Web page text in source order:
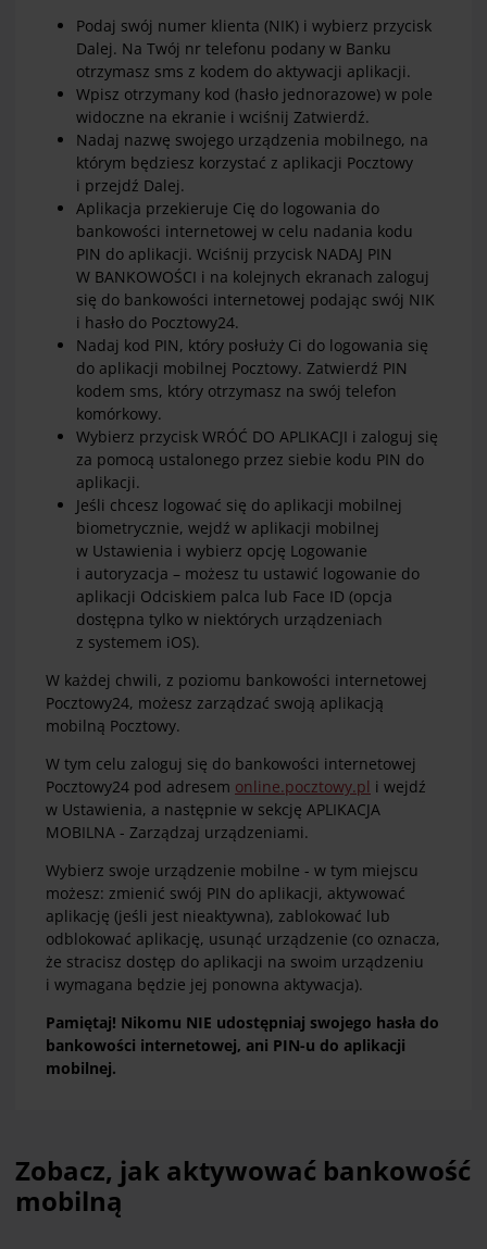
Podaj swój numer klienta (NIK) i wybierz przycisk
Dalej. Na Twój nr telefonu podany w Banku
otrzymasz sms z kodem do aktywacji aplikacji.
Wpisz otrzymany kod (hasło jednorazowe) w pole
widoczne na ekranie i wciśnij Zatwierdź.
Nadaj nazwę swojego urządzenia mobilnego, na
którym będziesz korzystać z aplikacji Pocztowy
i przejdź Dalej.
Aplikacja przekieruje Cię do logowania do
bankowości internetowej w celu nadania kodu
PIN do aplikacji. Wciśnij przycisk NADAJ PIN
W BANKOWOŚCI i na kolejnych ekranach zaloguj
się do bankowości internetowej podając swój NIK
i hasło do Pocztowy24.
Nadaj kod PIN, który posłuży Ci do logowania się
do aplikacji mobilnej Pocztowy. Zatwierdź PIN
kodem sms, który otrzymasz na swój telefon
komórkowy.
Wybierz przycisk WRÓĆ DO APLIKACJI i zaloguj się
za pomocą ustalonego przez siebie kodu PIN do
aplikacji.
Jeśli chcesz logować się do aplikacji mobilnej
biometrycznie, wejdź w aplikacji mobilnej
w Ustawienia i wybierz opcję Logowanie
i autoryzacja – możesz tu ustawić logowanie do
aplikacji Odciskiem palca lub Face ID (opcja
dostępna tylko w niektórych urządzeniach
z systemem iOS).
W każdej chwili, z poziomu bankowości internetowej
Pocztowy24, możesz zarządzać swoją aplikacją
mobilną Pocztowy.
W tym celu zaloguj się do bankowości internetowej
Pocztowy24 pod adresem online.pocztowy.pl i wejdź
w Ustawienia, a następnie w sekcję APLIKACJA
MOBILNA - Zarządzaj urządzeniami.
Wybierz swoje urządzenie mobilne - w tym miejscu
możesz: zmienić swój PIN do aplikacji, aktywować
aplikację (jeśli jest nieaktywna), zablokować lub
odblokować aplikację, usunąć urządzenie (co oznacza,
że stracisz dostęp do aplikacji na swoim urządzeniu
i wymagana będzie jej ponowna aktywacja).
Pamiętaj! Nikomu NIE udostępniaj swojego hasła do
bankowości internetowej, ani PIN-u do aplikacji
mobilnej.
Zobacz, jak aktywować bankowość
mobilną